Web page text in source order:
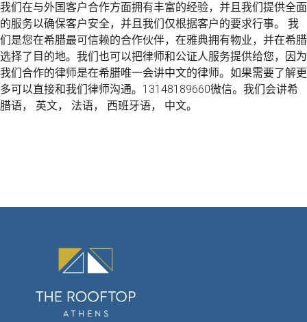
我们在与外国客户合作方面拥有丰富的经验，并且我们提供全面
的服务以确保客户安全，并且我们仅根据客户的要求行事。 我
们是您在希腊最可信赖的合作伙伴，在雅典拥有物业，并在希腊
选择了目的地。我们也可以把律师和公证人服务提供给您，因为
我们合作的律师是在希腊唯一会讲中文的律师。如果需要了解更
多可以直接和我们律师沟通。13148189660微信。我们会讲希
腊语， 英文， 法语， 西班牙语， 中文。